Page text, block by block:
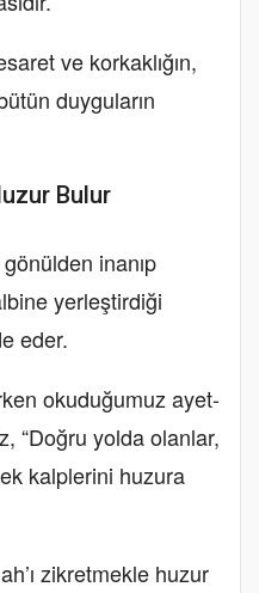
ve korkaklığın,
duyguların
Bulur
inanıp
yerleştirdiği
eder.
okuduğumuz ayet-
“Doğru yolda olanlar,
kalplerini huzura
zikretmekle huzur